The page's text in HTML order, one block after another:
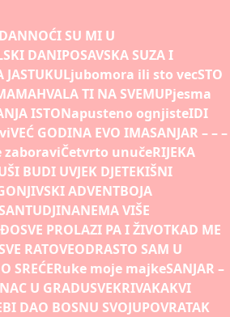
NOĆI SU MI U
DANIPOSAVSKA SUZA I
JASTUKULjubomora ili sto vecSTO
HVALA TI NA SVEMUPjesma
ISTONapusteno ognjisteIDI
VEĆ GODINA EVO IMASANJAR – – –
zaboraviČetvrto unučeRIJEKA
BUDI UVJEK DJETEKIŠNI
ADVENTBOJA
TUDJINANEMA VIŠE
SVE PROLAZI PA I ŽIVOTKAD ME
RATOVEODRASTO SAM U
SREĆERuke moje majkeSANJAR –
U GRADUSVEKRIVAKAKVI
DAO BOSNU SVOJUPOVRATAK